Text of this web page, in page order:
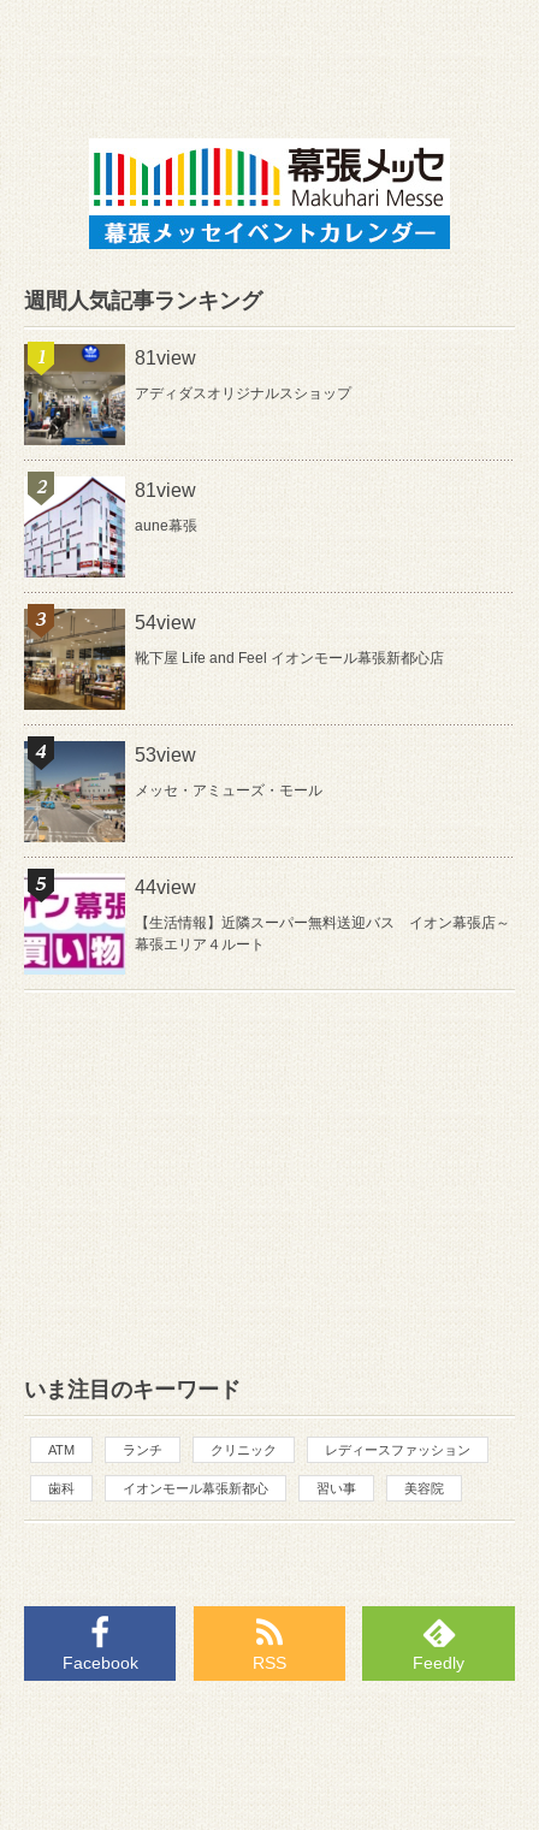
週間人気記事ランキング
81view
アディダスオリジナルスショップ
81view
aune幕張
54view
靴下屋 Life and Feel イオンモール幕張新都心店
53view
メッセ・アミューズ・モール
44view
【生活情報】近隣スーパー無料送迎バス イオン幕張店～
幕張エリア４ルート
いま注目のキーワード
ATM ランチ クリニック レディースファッション
歯科 イオンモール幕張新都心 習い事 美容院
Facebook RSS Feedly